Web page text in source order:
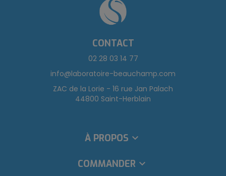
CONTACT
02 28 03 14 77
info@laboratoire-beauchamp.com
ZAC de la Lorie - 16 rue Jan Palach
44800 Saint-Herblain
À PROPOS 
COMMANDER 